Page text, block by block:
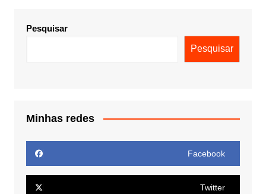
Pesquisar
Pesquisar
Minhas redes
Facebook
Twitter